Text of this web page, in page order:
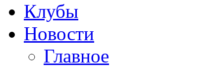
Клубы
Новости
Главное